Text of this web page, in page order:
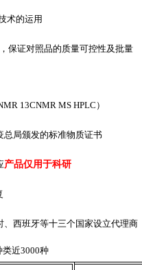
术的运用
保证对照品的质量可控性及批量
13CNMR MS HPLC）
总局颁发的标准物质证书
产品仅用于科研
西班牙等十三个国家设立代理商
类近3000种